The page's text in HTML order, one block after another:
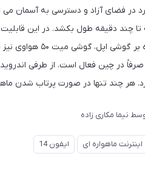
در فضای آزاد و دسترسی به آسمان می
توجه به شرایط از ۱۵ ثانیه تا چند دقیقه طول
ویدیویی با آن
کرد. هر چند تنها در صورت پرتاب شدن
نیما مکاری زاده
اینترنت ماهواره ای ایفون 14